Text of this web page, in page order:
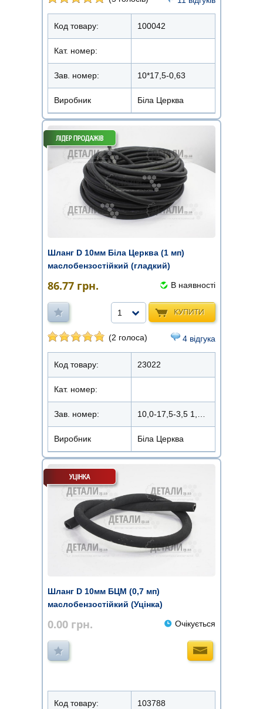
Код товару: 100042
Кат. номер:
Зав. номер: 10*17,5-0,63
Виробник Біла Церква
Шланг D 10мм Біла Церква (1 мп)
маслобензостійкий (гладкий)
86.77 грн. В наявності
КУПИТИ
1
(2 голоса) 4 відгука
Код товару: 23022
Кат. номер:
Зав. номер:
Виробник Біла Церква
Шланг D 10мм БЦМ (0,7 мп)
маслобензостійкий (Уцінка)
0.00 грн. Очікується
Код товару: 103788